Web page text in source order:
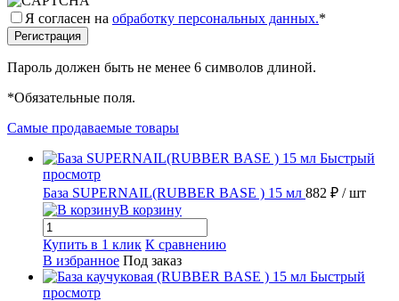
Я согласен на обработку персональных данных.*
Пароль должен быть не менее 6 символов длиной.
*Обязательные поля.
Самые продаваемые товары
Быстрый
просмотр
База SUPERNAIL(RUBBER BASE ) 15 мл 882 ₽ / шт
В корзину
Купить в 1 клик К сравнению
В избранное Под заказ
Быстрый
просмотр